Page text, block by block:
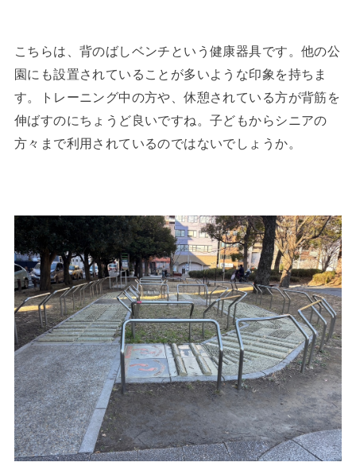
こちらは、背のばしベンチという健康器具です。他の公
園にも設置されていることが多いような印象を持ちま
す。トレーニング中の方や、休憩されている方が背筋を
伸ばすのにちょうど良いですね。子どもからシニアの
方々まで利用されているのではないでしょうか。